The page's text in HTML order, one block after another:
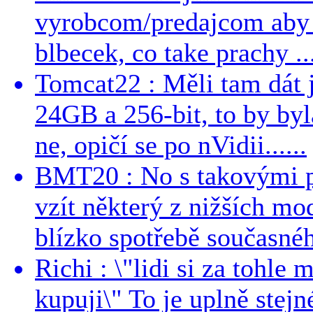
vyrobcom/predajcom
blbecek, co take prachy
Tomcat22 : Měli tam dát
24GB a 256-bit, to by
ne, opičí se po nVidii......
BMT20 : No s takovými
vzít některý z nižších
blízko spotřebě
Richi : \"lidi si za tohle
kupuji\" To je uplně